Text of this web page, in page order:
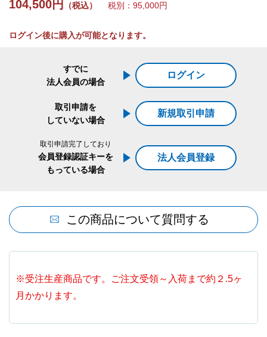
104,500円 （税込） 税別：95,000円
ログイン後に購入が可能となります。
すでに
法人会員の場合
ログイン
取引申請を
していない場合
新規取引申請
取引申請完了しており
会員登録認証キーを
もっている場合
法人会員登録
この商品について質問する
※受注生産商品です。ご注文受領～入荷まで約２.5ヶ
月かかります。